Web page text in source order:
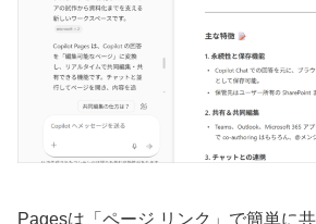
Pagesは「ページ リンク」で簡単に共